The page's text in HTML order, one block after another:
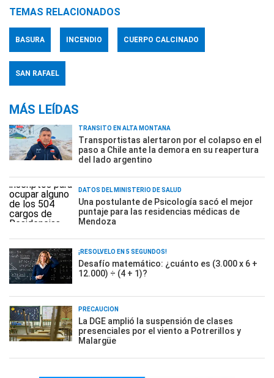
TEMAS RELACIONADOS
BASURA INCENDIO CUERPO CALCINADO
SAN RAFAEL
MÁS LEÍDAS
TRÁNSITO EN ALTA MONTAÑA
Transportistas alertaron por el colapso en el
paso a Chile ante la demora en su reapertura
del lado argentino
DATOS DEL MINISTERIO DE SALUD
Una postulante de Psicología sacó el mejor
puntaje para las residencias médicas de
Mendoza
¡RESOLVELO EN 5 SEGUNDOS!
Desafío matemático: ¿cuánto es (3.000 x 6 +
12.000) ÷ (4 + 1)?
PRECAUCIÓN
La DGE amplió la suspensión de clases
presenciales por el viento a Potrerillos y
Malargüe